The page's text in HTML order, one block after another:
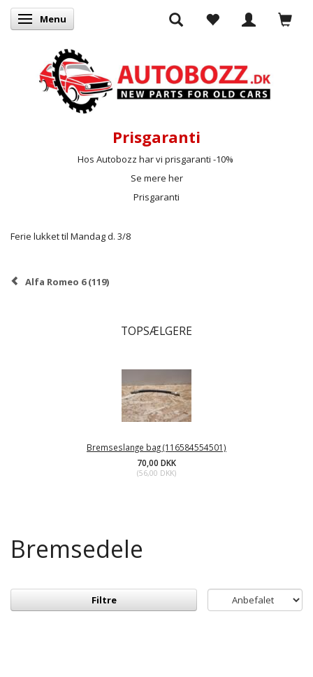
Skifte navigation
Menu
Prisgaranti
Hos Autobozz har vi prisgaranti -10%
Se mere her
Prisgaranti
Ferie lukket til Mandag d. 3/8
Alfa Romeo 6 (119)
TOPSÆLGERE
Bremseslange bag (116584554501)
70,00 DKK
(56,00 DKK)
Bremsedele
Filtre